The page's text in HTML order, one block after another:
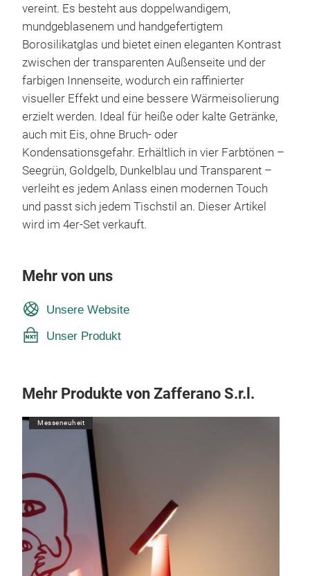
vereint. Es besteht aus doppelwandigem,
mundgeblasenem und handgefertigtem
Borosilikatglas und bietet einen eleganten Kontrast
zwischen der transparenten Außenseite und der
farbigen Innenseite, wodurch ein raffinierter
visueller Effekt und eine bessere Wärmeisolierung
erzielt werden. Ideal für heiße oder kalte Getränke,
auch mit Eis, ohne Bruch- oder
Kondensationsgefahr. Erhältlich in vier Farbtönen –
Seegrün, Goldgelb, Dunkelblau und Transparent –
verleiht es jedem Anlass einen modernen Touch
und passt sich jedem Tischstil an. Dieser Artikel
wird im 4er-Set verkauft.
Mehr von uns
Unsere Website
Unser Produkt
Mehr Produkte von Zafferano S.r.l.
Messeneuheit